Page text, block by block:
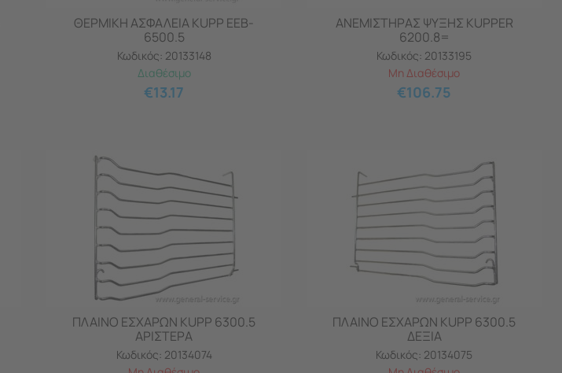
ΘΕΡΜΙΚΗ ΑΣΦΑΛΕΙΑ KUPP EEB-
6500.5
Κωδικός: 20133148
Διαθέσιμο
€13.17
ΑΝΕΜΙΣΤΗΡΑΣ ΨΥΞΗΣ KUPPER
6200.8=
Κωδικός: 20133195
Μη Διαθέσιμο
€106.75
ΠΛΑΙΝΟ ΕΣΧΑΡΩΝ KUPP 6300.5
ΑΡΙΣΤΕΡΑ
Κωδικός: 20134074
ΠΛΑΙΝΟ ΕΣΧΑΡΩΝ KUPP 6300.5
ΔΕΞΙΑ
Κωδικός: 20134075